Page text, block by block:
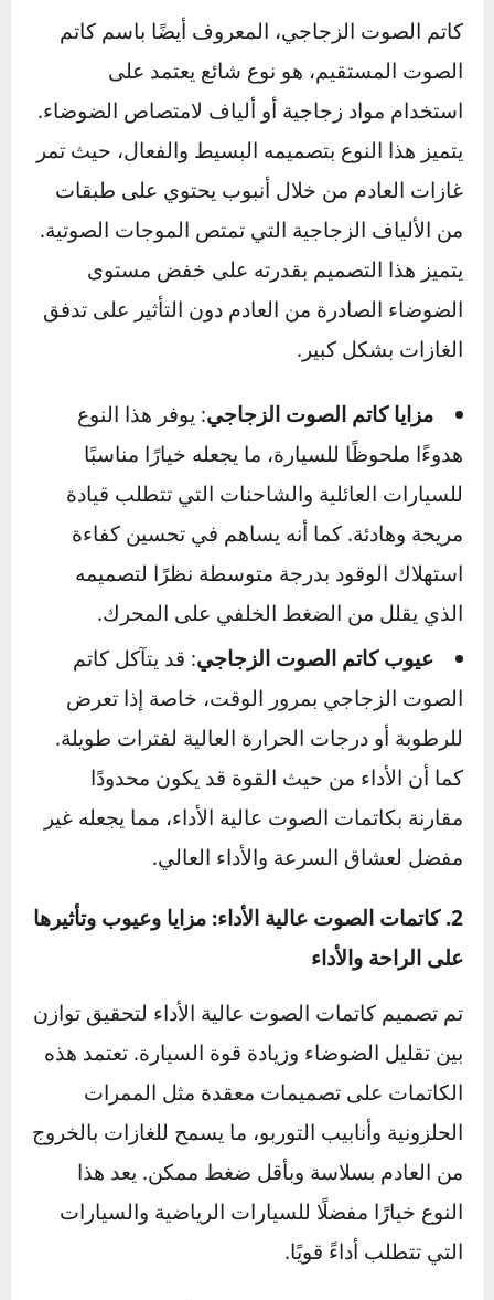
من قيادتها. إليك أهم أنواع كاتمات الصوت، وهي
كاتم الصوت الزجاجي وكاتمات الصوت عالية الأداء،
مع مميزاتها وعيوبها وتأثيرها على الراحة والأداء.
كاتم الصوت الزجاجي، المعروف أيضًا باسم كاتم
الصوت المستقيم، هو نوع شائع يعتمد على
استخدام مواد زجاجية أو ألياف لامتصاص الضوضاء.
يتميز هذا النوع بتصميمه البسيط والفعال، حيث تمر
غازات العادم من خلال أنبوب يحتوي على طبقات
من الألياف الزجاجية التي تمتص الموجات الصوتية.
يتميز هذا التصميم بقدرته على خفض مستوى
الضوضاء الصادرة من العادم دون التأثير على تدفق
الغازات بشكل كبير.
مزايا كاتم الصوت الزجاجي : يوفر هذا النوع
هدوءًا ملحوظًا للسيارة، ما يجعله خيارًا مناسبًا
للسيارات العائلية والشاحنات التي تتطلب قيادة
مريحة وهادئة. كما أنه يساهم في تحسين كفاءة
استهلاك الوقود بدرجة متوسطة نظرًا لتصميمه
الذي يقلل من الضغط الخلفي على المحرك.
عيوب كاتم الصوت الزجاجي
: قد يتآكل كاتم
الصوت الزجاجي بمرور الوقت، خاصة إذا تعرض
كما أن الأداء من حيث القوة قد يكون محدودًا
مقارنة بكاتمات الصوت عالية الأداء، مما يجعله غير
مفضل لعشاق السرعة والأداء العالي.
2. كاتمات الصوت عالية الأداء: مزايا وعيوب وتأثيرها
على الراحة والأداء
تم تصميم كاتمات الصوت عالية الأداء لتحقيق توازن